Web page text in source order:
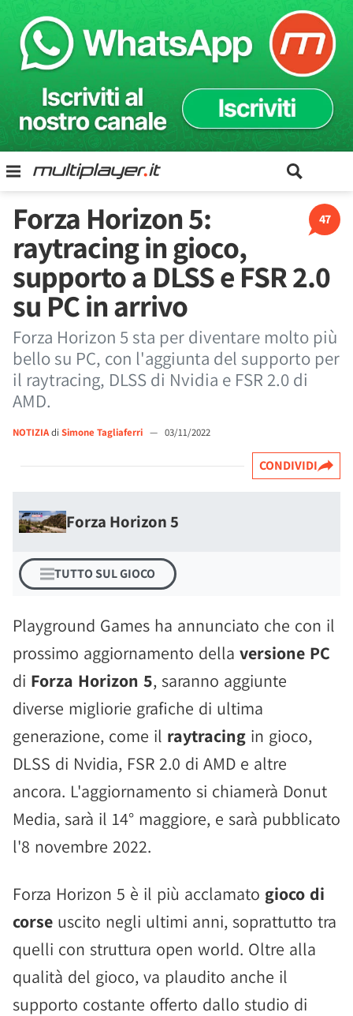
47
Forza Horizon 5:
raytracing in gioco,
supporto a DLSS e FSR 2.0
su PC in arrivo
Forza Horizon 5 sta per diventare molto più
bello su PC, con l'aggiunta del supporto per
il raytracing, DLSS di Nvidia e FSR 2.0 di
AMD.
NOTIZIAdi Simone Tagliaferri — 03/11/2022
CONDIVIDI
Forza Horizon 5
TUTTO SUL GIOCO
Playground Games ha annunciato che con il
prossimo aggiornamento della versione PC
di Forza Horizon 5, saranno aggiunte
diverse migliorie grafiche di ultima
generazione, come il raytracing in gioco,
DLSS di Nvidia, FSR 2.0 di AMD e altre
ancora. L'aggiornamento si chiamerà Donut
Media, sarà il 14° maggiore, e sarà pubblicato
l'8 novembre 2022.
Forza Horizon 5 è il più acclamato gioco di
corse uscito negli ultimi anni, soprattutto tra
quelli con struttura open world. Oltre alla
qualità del gioco, va plaudito anche il
supporto costante offerto dallo studio di